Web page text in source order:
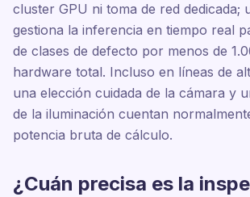
cluster GPU ni toma de red dedicada;
gestiona la inferencia en tiempo real
de clases de defecto por menos de
hardware total. Incluso en líneas de
una elección cuidada de la cámara y
de la iluminación cuentan
potencia bruta de cálculo.
¿Cuán precisa es la